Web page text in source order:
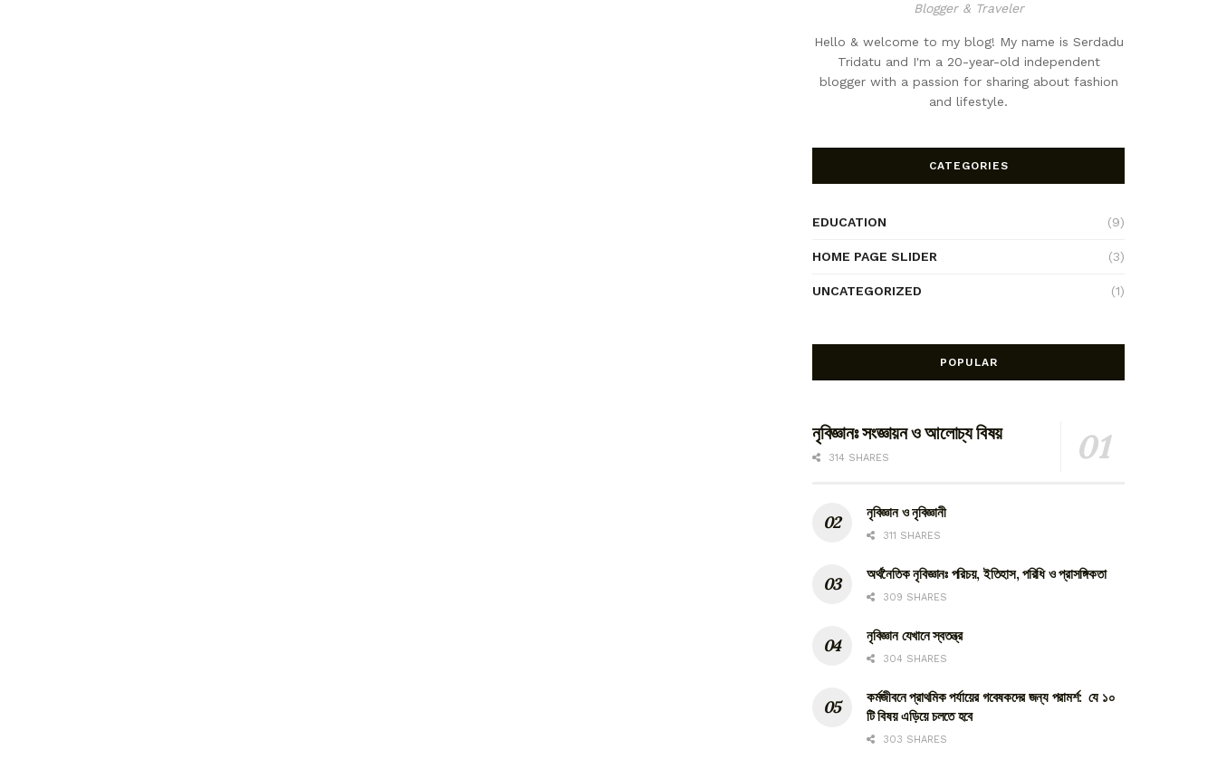
Blogger & Traveler
Hello & welcome to my blog! My name is Serdadu
Tridatu and I'm a 20-year-old independent
blogger with a passion for sharing about fashion
and lifestyle.
CATEGORIES
EDUCATION (9)
HOME PAGE SLIDER (3)
UNCATEGORIZED (1)
POPULAR
নৃবিজ্ঞানঃ সংজ্ঞায়ন ও আলোচ্য বিষয়
314 SHARES
নৃবিজ্ঞান ও নৃবিজ্ঞানী
311 SHARES
অর্থনৈতিক নৃবিজ্ঞানঃ পরিচয়, ইতিহাস, পরিধি ও প্রাসঙ্গিকতা
309 SHARES
নৃবিজ্ঞান যেখানে স্বতন্ত্র
304 SHARES
কর্মজীবনে প্রাথমিক পর্যায়ের গবেষকদের জন্য পরামর্শ: যে ১০
টি বিষয় এড়িয়ে চলতে হবে
303 SHARES